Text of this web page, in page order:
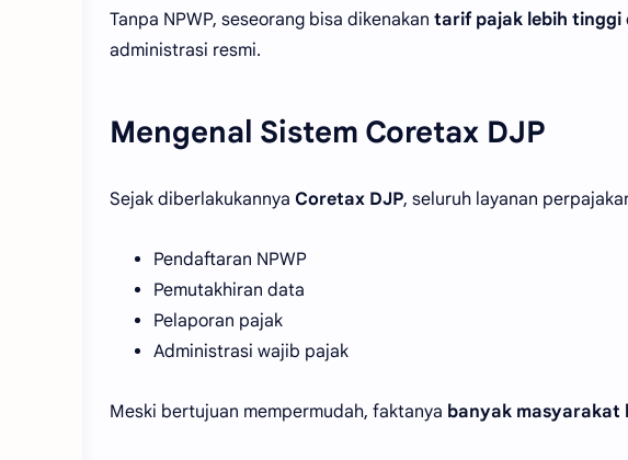
Tanpa NPWP, seseorang bisa dikenakan tarif pajak lebih tinggi
administrasi resmi.
Mengenal Sistem Coretax DJP
Sejak diberlakukannya Coretax DJP, seluruh layanan
Pendaftaran NPWP
Pemutakhiran data
Pelaporan pajak
Administrasi wajib pajak
Meski bertujuan mempermudah, faktanya banyak masyarakat